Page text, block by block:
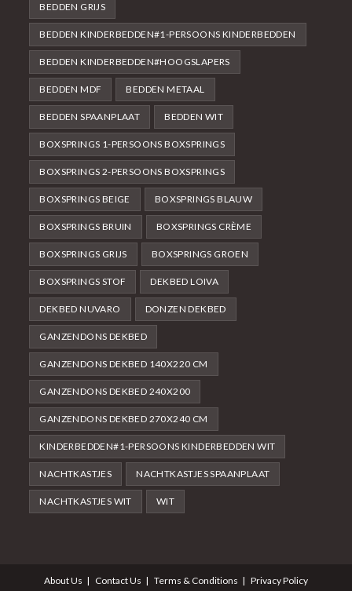
BEDDEN GRIJS
BEDDEN KINDERBEDDEN#1-PERSOONS KINDERBEDDEN
BEDDEN KINDERBEDDEN#HOOGSLAPERS
BEDDEN MDF BEDDEN METAAL
BEDDEN SPAANPLAAT BEDDEN WIT
BOXSPRINGS 1-PERSOONS BOXSPRINGS
BOXSPRINGS 2-PERSOONS BOXSPRINGS
BOXSPRINGS BEIGE BOXSPRINGS BLAUW
BOXSPRINGS BRUIN BOXSPRINGS CRÈME
BOXSPRINGS GRIJS BOXSPRINGS GROEN
BOXSPRINGS STOF DEKBED LOIVA
DEKBED NUVARO DONZEN DEKBED
GANZENDONS DEKBED
GANZENDONS DEKBED 140X220 CM
GANZENDONS DEKBED 240X200
GANZENDONS DEKBED 270X240 CM
KINDERBEDDEN#1-PERSOONS KINDERBEDDEN WIT
NACHTKASTJES NACHTKASTJES SPAANPLAAT
NACHTKASTJES WIT WIT
About Us Contact Us Terms & Conditions Privacy Policy